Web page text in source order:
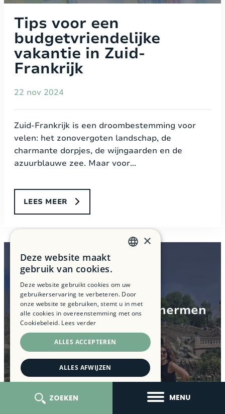
ZOEKEN MENU
Tips voor een
budgetvriendelijke
vakantie in Zuid-
Frankrijk
22 nov 2024
Zuid-Frankrijk is een droombestemming voor
velen: het zonovergoten landschap, de
charmante dorpjes, de wijngaarden en de
azuurblauwe zee. Maar voor...
LEES MEER
15 nov 2024
Een kijkje achter de schermen
bij Q Home
ENGLISH
×
Deze website maakt
gebruik van cookies.
Deze website gebruikt cookies om uw
gebruikerservaring te verbeteren. Door
onze website te gebruiken, stemt u in met
alle cookies in overeenstemming met ons
Cookiebeleid. Lees verder
ALLES ACCEPTEREN
ALLES AFWIJZEN